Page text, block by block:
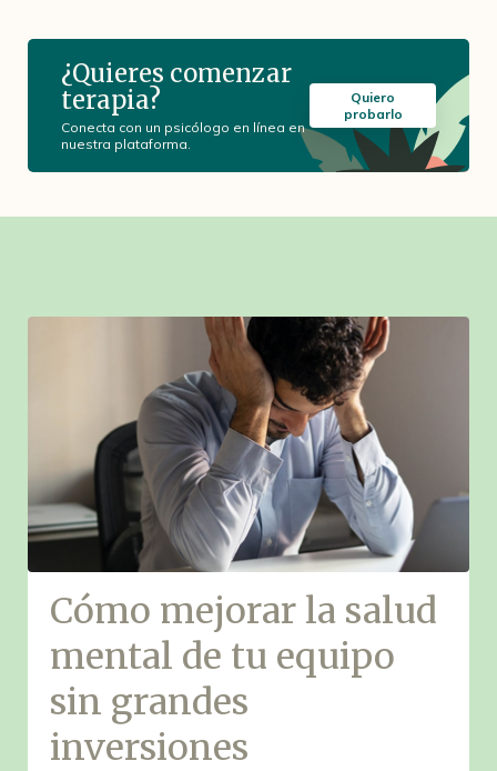
¿Quieres comenzar
terapia?
Conecta con un psicólogo en línea en
nuestra plataforma.
Quiero
probarlo
Cómo mejorar la salud
mental de tu equipo
sin grandes
inversiones